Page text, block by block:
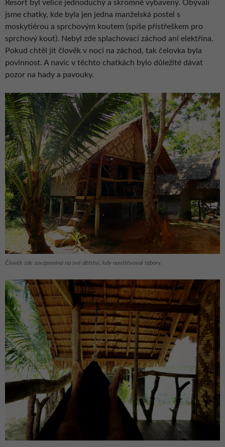
Resort byl velice jednoduchý a skromně vybavený. Obývali
jsme chatky, kde byla jen jedna manželská postel s
moskytiérou a sprchovým koutem (spíše přístřeškem pro
sprchový kout). Nebyl zde splachovací záchod ani elektřina.
Pokud chtěl jít člověk v noci na záchod, tak čelovka byla
povinnost. A navíc v těchto chatkách bylo důležité dávat
pozor na hady a pavouky.
Člověk zde zavzpomíná na své dětství, kdy navštěvoval tábory.